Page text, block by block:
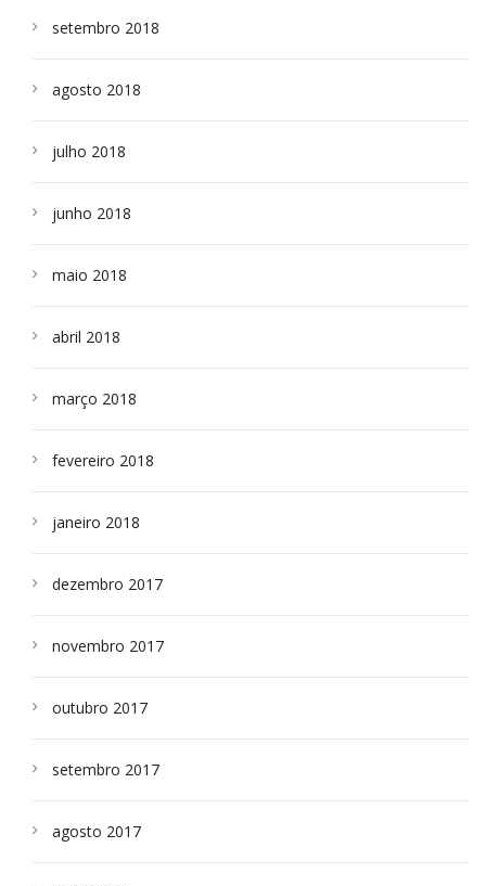
setembro 2018
agosto 2018
julho 2018
junho 2018
maio 2018
abril 2018
março 2018
fevereiro 2018
janeiro 2018
dezembro 2017
novembro 2017
outubro 2017
setembro 2017
agosto 2017